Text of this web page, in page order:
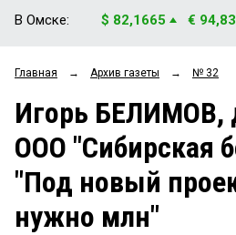
ОБЩЕСТВО
ЗАКОН
НОВОСТИ КОМПАНИЙ
В Омске: $ 82,1665 €
Главная → Архив газеты → № 32
Игорь БЕЛИМОВ,
ООО "Сибирская
"Под новый
нужно млн"